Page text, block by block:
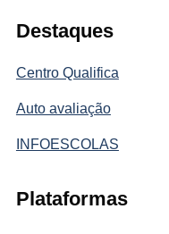
Destaques
Centro Qualifica
Auto avaliação
INFOESCOLAS
Plataformas